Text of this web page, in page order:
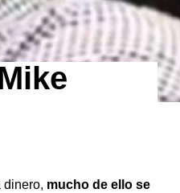
dinero, mucho de ello se